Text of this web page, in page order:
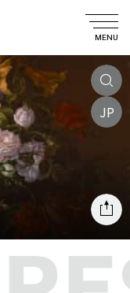
MENU
JP